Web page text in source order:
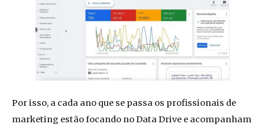
Por isso, a cada ano que se passa os profissionais de
marketing estão focando no Data Drive e acompanham